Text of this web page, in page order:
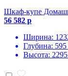
Шкаф-купе
56 582 р
Ширина:
Глубина:
Высота: